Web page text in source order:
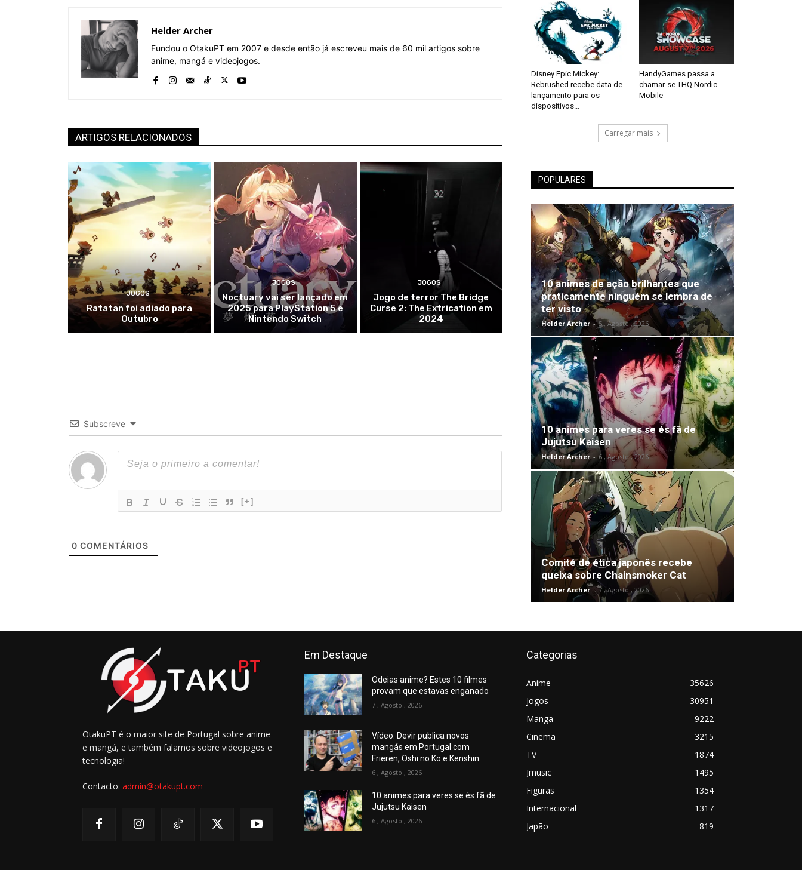
Helder Archer
Fundou o OtakuPT em 2007 e desde então já escreveu mais de 60 mil artigos sobre
anime, mangá e videojogos.
ARTIGOS RELACIONADOS
JOGOS
Ratatan foi adiado para
Outubro
JOGOS
Noctuary vai ser lançado em
2025 para PlayStation 5 e
Nintendo Switch
JOGOS
Jogo de terror The Bridge
Curse 2: The Extrication em
2024
Subscreve
[+]
0 COMENTÁRIOS
Disney Epic Mickey:
Rebrushed recebe data de
lançamento para os
dispositivos...
HandyGames passa a
chamar-se THQ Nordic
Mobile
Carregar mais
POPULARES
10 animes de ação brilhantes que
praticamente ninguém se lembra de
ter visto
Helder Archer - 5 , Agosto , 2026
10 animes para veres se és fã de
Jujutsu Kaisen
Helder Archer - 6 , Agosto , 2026
Comité de ética japonês recebe
queixa sobre Chainsmoker Cat
Helder Archer - 7 , Agosto , 2026
OtakuPT é o maior site de Portugal sobre anime
e mangá, e também falamos sobre videojogos e
tecnologia!
Contacto: admin@otakupt.com
Em Destaque
Odeias anime? Estes 10 filmes
provam que estavas enganado
7 , Agosto , 2026
Vídeo: Devir publica novos
mangás em Portugal com
Frieren, Oshi no Ko e Kenshin
6 , Agosto , 2026
10 animes para veres se és fã de
Jujutsu Kaisen
6 , Agosto , 2026
Categorias
Anime
35626
Jogos
30951
Manga
9222
Cinema
3215
TV
1874
Jmusic
1495
Figuras
1354
Internacional
1317
Japão
819